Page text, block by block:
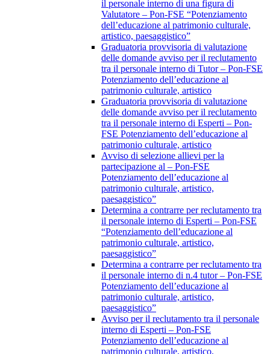
il personale interno di una figura di
Valutatore – Pon-FSE “Potenziamento
dell’educazione al patrimonio culturale,
artistico, paesaggistico”
Graduatoria provvisoria di valutazione
delle domande avviso per il reclutamento
tra il personale interno di Tutor – Pon-FSE
Potenziamento dell’educazione al
patrimonio culturale, artistico
Graduatoria provvisoria di valutazione
delle domande avviso per il reclutamento
tra il personale interno di Esperti – Pon-
FSE Potenziamento dell’educazione al
patrimonio culturale, artistico
Avviso di selezione allievi per la
partecipazione al – Pon-FSE
Potenziamento dell’educazione al
patrimonio culturale, artistico,
paesaggistico”
Determina a contrarre per reclutamento tra
il personale interno di Esperti – Pon-FSE
“Potenziamento dell’educazione al
patrimonio culturale, artistico,
paesaggistico”
Determina a contrarre per reclutamento tra
il personale interno di n.4 tutor – Pon-FSE
Potenziamento dell’educazione al
patrimonio culturale, artistico,
paesaggistico”
Avviso per il reclutamento tra il personale
interno di Esperti – Pon-FSE
Potenziamento dell’educazione al
patrimonio culturale, artistico,